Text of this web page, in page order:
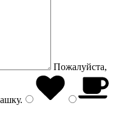
Пожалуйста,
.